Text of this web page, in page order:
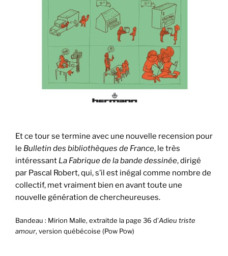
Et ce tour se termine avec une nouvelle recension pour
le Bulletin des bibliothèques de France, le très
intéressant La Fabrique de la bande dessinée, dirigé
par Pascal Robert, qui, s’il est inégal comme nombre de
collectif, met vraiment bien en avant toute une
nouvelle génération de chercheureuses.
Bandeau : Mirion Malle, extraitde la page 36 d’Adieu triste
amour, version québécoise (Pow Pow)